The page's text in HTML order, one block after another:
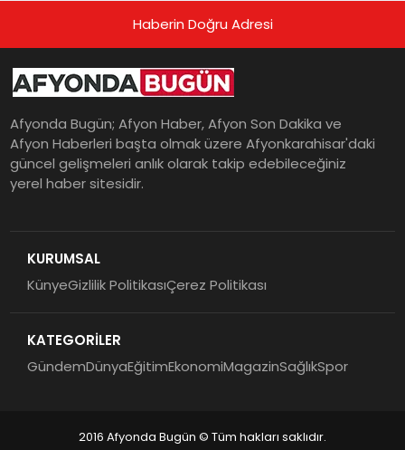
Haberin Doğru Adresi
Afyonda Bugün; Afyon Haber, Afyon Son Dakika ve
Afyon Haberleri başta olmak üzere Afyonkarahisar'daki
güncel gelişmeleri anlık olarak takip edebileceğiniz
yerel haber sitesidir.
KURUMSAL
KünyeGizlilik PolitikasıÇerez Politikası
KATEGORİLER
GündemDünyaEğitimEkonomiMagazinSağlıkSpor
2016 Afyonda Bugün © Tüm hakları saklıdır.